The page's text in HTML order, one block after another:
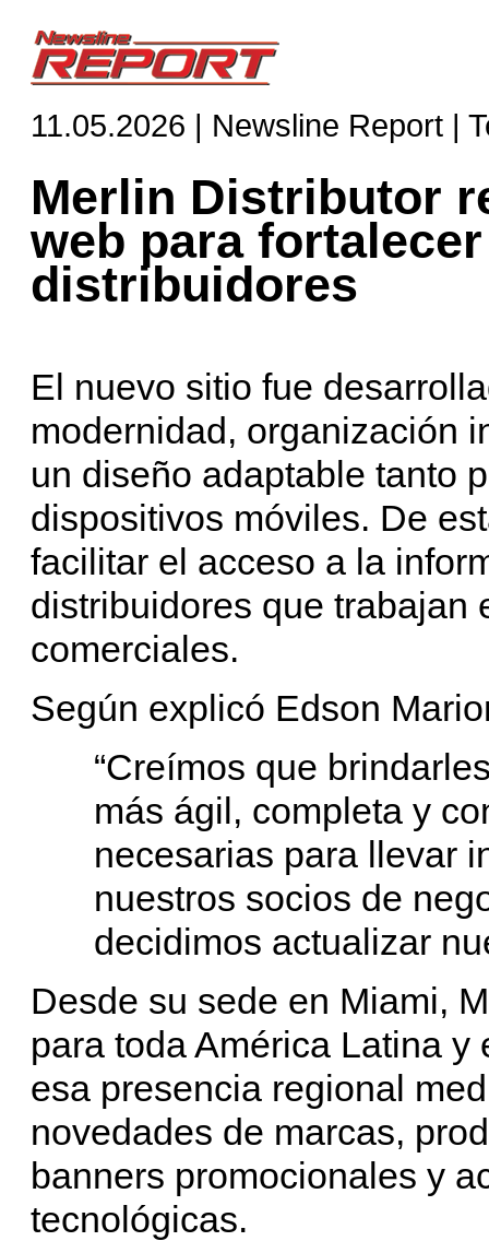
11.05.2026 | Newsline Report |
Merlin Distributor
web para
distribuidores
El nuevo sitio fue
modernidad, organización
un diseño adaptable tanto
dispositivos móviles. De
facilitar el acceso a la
distribuidores que trabajan
comerciales.
Según explicó Edson
“Creímos que
más ágil, completa y
necesarias para llevar
nuestros socios de
decidimos actualizar
Desde su sede en Miami,
para toda América Latina
esa presencia regional
novedades de marcas,
banners promocionales y
tecnológicas.